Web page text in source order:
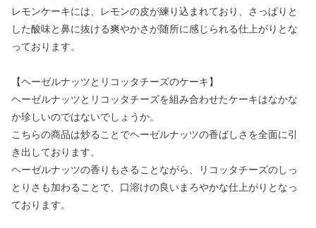
レモンケーキには、レモンの皮が練り込まれており、さっぱりと
した酸味と鼻に抜ける爽やかさが随所に感じられる仕上がりとな
っております。
【ヘーゼルナッツとリコッタチーズのケーキ】
ヘーゼルナッツとリコッタチーズを組み合わせたケーキはなかな
か珍しいのではないでしょうか。
こちらの商品は炒ることでヘーゼルナッツの香ばしさを全面に引
き出しております。
ヘーゼルナッツの香りもさることながら、リコッタチーズのしっ
とりさも加わることで、口溶けの良いまろやかな仕上がりとなっ
ております。